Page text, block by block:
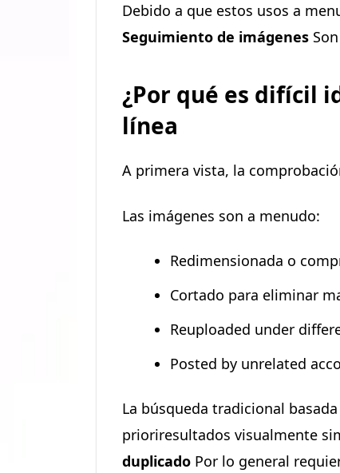
Debido a que estos usos a
Seguimiento de imágenes
¿Por qué es difícil
línea
A primera vista, la
Las imágenes son a menudo:
Redimensionada o
Cortado para eliminar
Reuploaded under
Posted by unrelated
La búsqueda tradicional
prioriresultados visualmente
duplicado Por lo general